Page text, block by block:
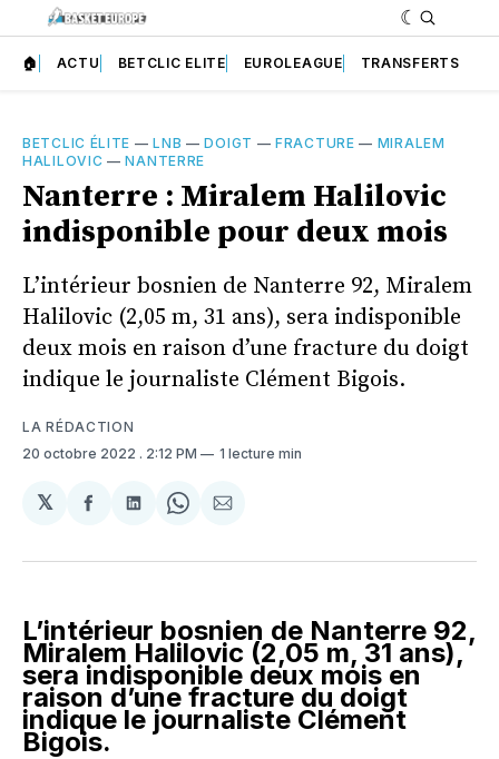
🏠 ACTU BETCLIC ELITE EUROLEAGUE TRANSFERTS
BETCLIC ÉLITE —LNB —DOIGT —FRACTURE — MIRALEM
HALILOVIC —NANTERRE
Nanterre : Miralem Halilovic
indisponible pour deux mois
L’intérieur bosnien de Nanterre 92, Miralem
Halilovic (2,05 m, 31 ans), sera indisponible
deux mois en raison d’une fracture du doigt
indique le journaliste Clément Bigois.
LA RÉDACTION
20 octobre 2022 . 2:12 PM 1 lecture min
𝕏
Partager
Facebook
Partager
LinkedIn
Share
WhatsApp
Partager
Courriel
L’intérieur bosnien de Nanterre 92,
Miralem Halilovic (2,05 m, 31 ans),
sera indisponible deux mois en
raison d’une fracture du doigt
indique le journaliste Clément
Bigois.